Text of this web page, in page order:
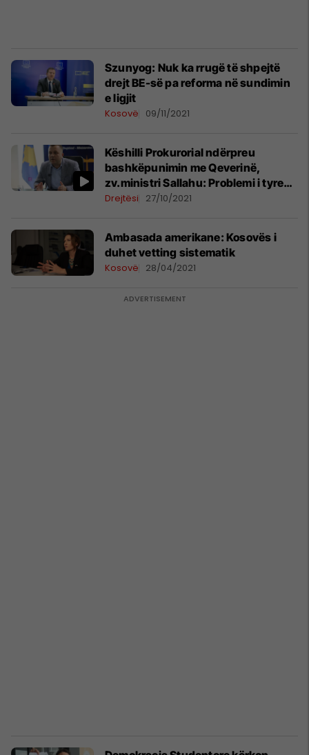
​Szunyog: Nuk ka rrugë të shpejtë
drejt BE-së pa reforma në sundimin
e ligjit
Kosovë 09/11/2021
Këshilli Prokurorial ndërpreu
bashkëpunimin me Qeverinë,
zv.ministri Sallahu: Problemi i tyre
është Vettingu
Drejtësi 27/10/2021
Ambasada amerikane: Kosovës i
duhet vetting sistematik
Kosovë 28/04/2021